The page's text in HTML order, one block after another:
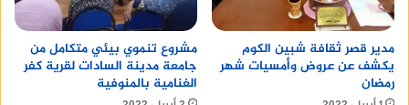
مدير قصر ثقافة شبين الكوم
يكشف عن عروض وأمسيات شهر
رمضان
مشروع تنموي بيئي متكامل من
جامعة مدينة السادات لقرية كفر
الغنامية بالمنوفية